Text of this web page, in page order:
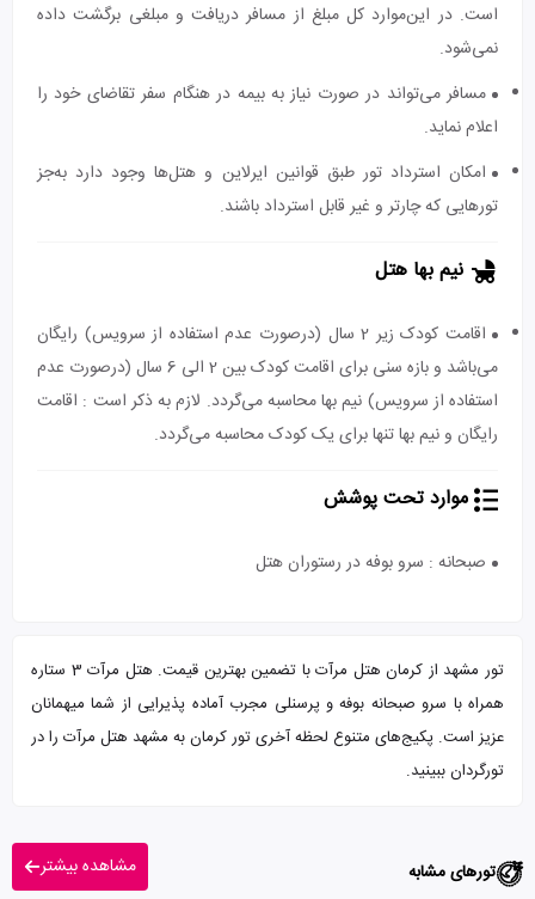
است. در این‌موارد کل مبلغ از مسافر دریافت و مبلغی برگشت داده
نمی‌شود.
مسافر می‌تواند در صورت نیاز به بیمه در هنگام سفر تقاضای خود را
اعلام نماید.
امکان استرداد تور طبق قوانین ایرلاین و هتل‌ها وجود دارد به‌جز
تورهایی که چارتر و غیر قابل استرداد باشند.
نیم بها هتل
اقامت کودک زیر 2 سال (درصورت عدم استفاده از سرویس) رایگان
می‌باشد و بازه سنی برای اقامت کودک بین 2 الی 6 سال (درصورت عدم
استفاده از سرویس) نیم بها محاسبه می‌گردد. لازم به ذکر است : اقامت
رایگان و نیم بها تنها برای یک کودک محاسبه می‌گردد.
موارد تحت پوشش
صبحانه : سرو بوفه در رستوران هتل
تور مشهد از کرمان هتل مرآت با تضمین بهترین قیمت. هتل مرآت 3 ستاره
همراه با سرو صبحانه بوفه و پرسنلی مجرب آماده پذیرایی از شما میهمانان
عزیز است. پکیج‌های متنوع لحظه آخری تور کرمان به مشهد هتل مرآت را در
تورگردان ببینید.
تورهای مشابه مشاهده بیشتر